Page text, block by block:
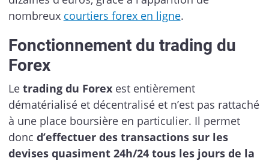
nombreux courtiers forex en ligne.
Fonctionnement du trading du
Forex
Le trading du Forexest entièrement
dématérialisé et décentralisé et n’est pas rattaché
à une place boursière en particulier. Il permet
donc d’effectuer des transactions sur les
devises quasiment 24h/24 tous les jours de la